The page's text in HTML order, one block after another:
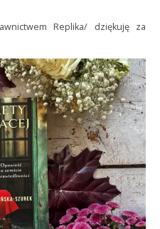
Replika/ dziękuję za